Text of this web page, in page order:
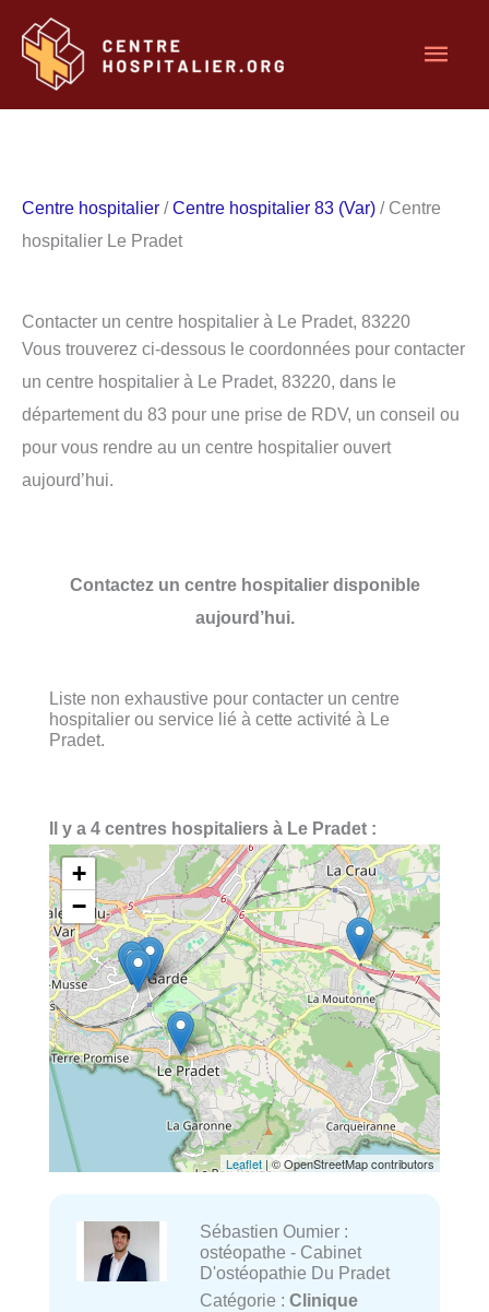
contenu
Centre hospitalier /Centre hospitalier 83 (Var) / Centre
hospitalier Le Pradet
Contacter un centre hospitalier à Le Pradet, 83220
Vous trouverez ci-dessous le coordonnées pour contacter
un centre hospitalier à Le Pradet, 83220, dans le
département du 83 pour une prise de RDV, un conseil ou
pour vous rendre au un centre hospitalier ouvert
aujourd’hui.
Contactez un centre hospitalier disponible
aujourd’hui.
Liste non exhaustive pour contacter un centre
hospitalier ou service lié à cette activité à Le
Pradet.
Il y a 4 centres hospitaliers à Le Pradet :
+
−
Leaflet | © OpenStreetMap contributors
Sébastien Oumier :
ostéopathe - Cabinet
D'ostéopathie Du Pradet
Catégorie : Clinique